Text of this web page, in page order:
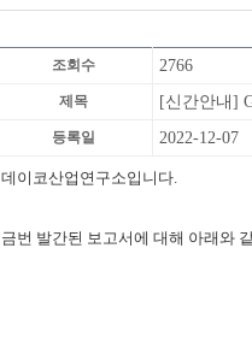
조회수 2766
제목 [신간안내]
등록일 2022-12-07
데이코산업연구소입니다.
금번 발간된 보고서에 대해 아래와